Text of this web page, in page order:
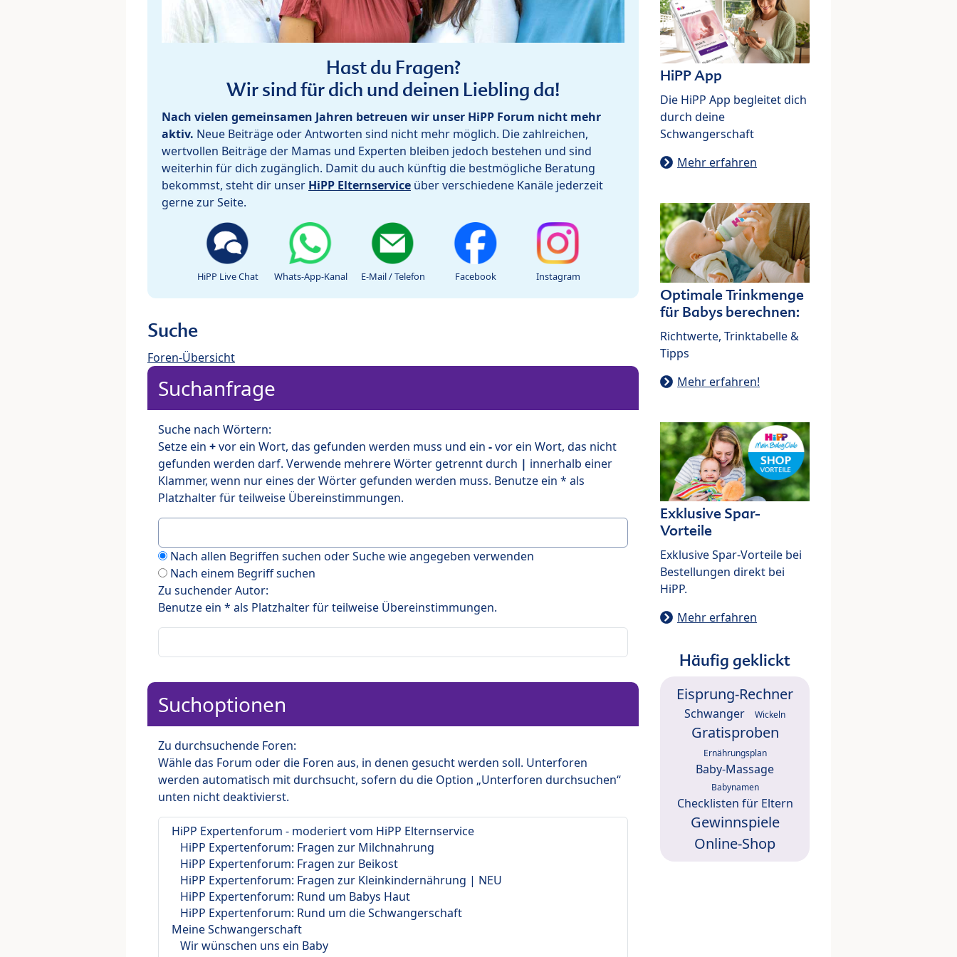
Hast du Fragen?
Wir sind für dich und deinen Liebling da!
Nach vielen gemeinsamen Jahren betreuen wir unser HiPP Forum nicht mehr
aktiv. Neue Beiträge oder Antworten sind nicht mehr möglich. Die zahlreichen,
wertvollen Beiträge der Mamas und Experten bleiben jedoch bestehen und sind
weiterhin für dich zugänglich. Damit du auch künftig die bestmögliche Beratung
bekommst, steht dir unser HiPP Elternservice über verschiedene Kanäle jederzeit
gerne zur Seite.
HiPP Live Chat Whats-App-Kanal E-Mail / Telefon Facebook Instagram
Suche
Foren-Übersicht
Suchanfrage
Suche nach Wörtern:
Setze ein +vor ein Wort, das gefunden werden muss und ein -vor ein Wort, das nicht
gefunden werden darf. Verwende mehrere Wörter getrennt durch | innerhalb einer
Klammer, wenn nur eines der Wörter gefunden werden muss. Benutze ein * als
Platzhalter für teilweise Übereinstimmungen.
Nach allen Begriffen suchen oder Suche wie angegeben verwenden
Nach einem Begriff suchen
Zu suchender Autor:
Benutze ein * als Platzhalter für teilweise Übereinstimmungen.
Suchoptionen
Zu durchsuchende Foren:
Wähle das Forum oder die Foren aus, in denen gesucht werden soll. Unterforen
werden automatisch mit durchsucht, sofern du die Option „Unterforen durchsuchen“
unten nicht deaktivierst.
HiPP App
Die HiPP App begleitet dich
durch deine
Schwangerschaft
Mehr erfahren
Optimale Trinkmenge
für Babys berechnen:
Richtwerte, Trinktabelle &
Tipps
Mehr erfahren!
Exklusive Spar-
Vorteile
Exklusive Spar-Vorteile bei
Bestellungen direkt bei
HiPP.
Mehr erfahren
Häufig geklickt
Eisprung-Rechner
Schwanger Wickeln
Gratisproben
Ernährungsplan
Baby-Massage
Babynamen
Checklisten für Eltern
Gewinnspiele
Online-Shop